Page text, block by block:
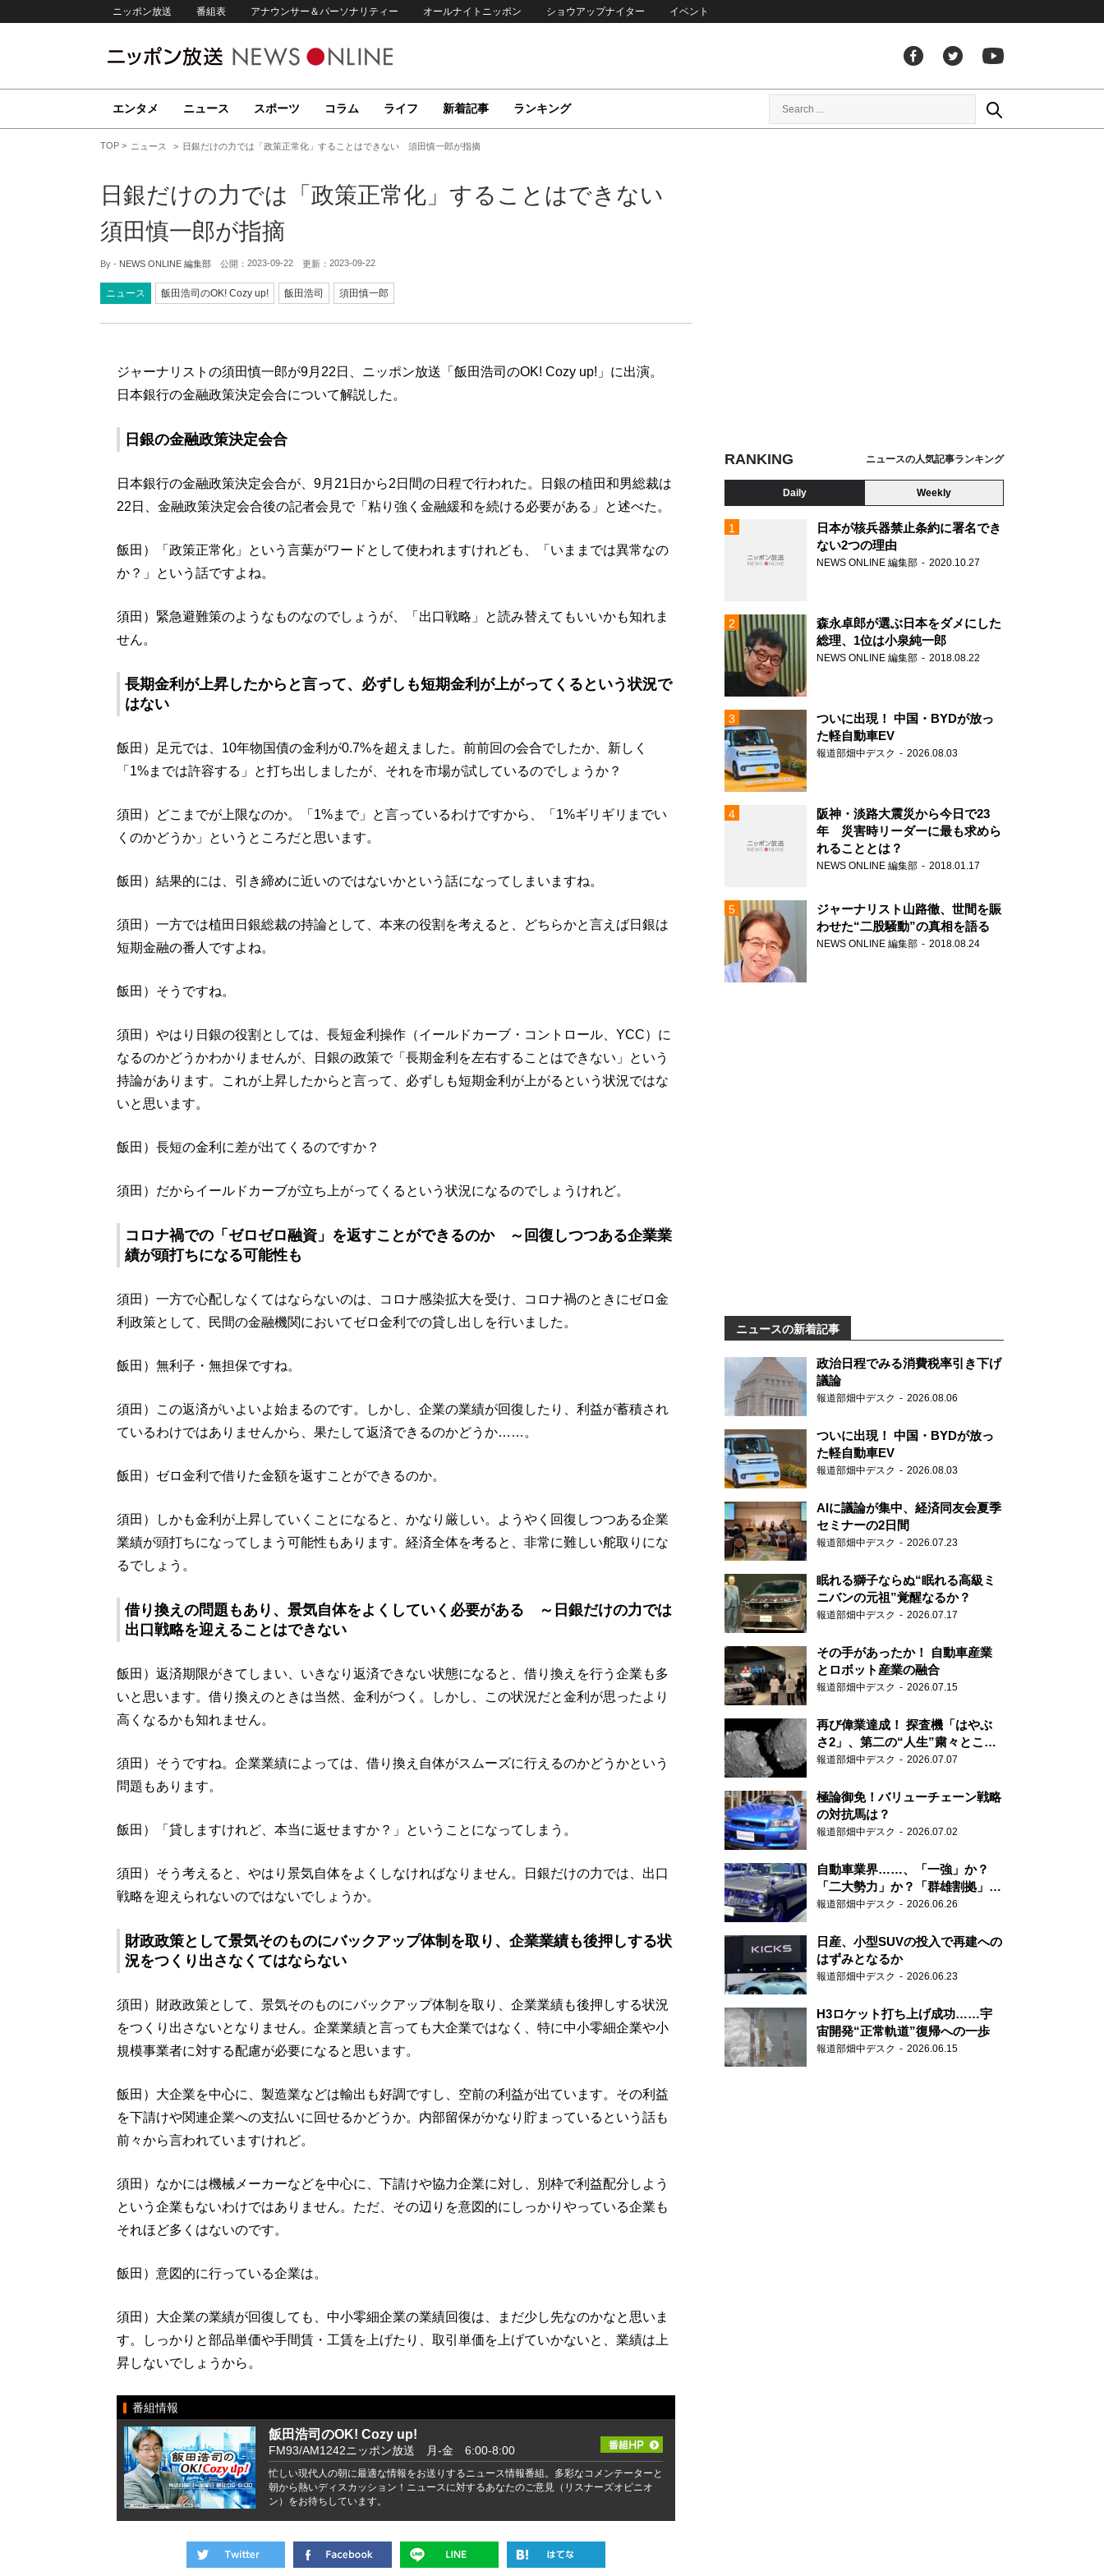
ニッポン放送 番組表 アナウンサー＆パーソナリティー オールナイトニッポン ショウアップナイター イベント
エンタメ ニュース スポーツ コラム ライフ 新着記事 ランキング
TOP ニュース 日銀だけの力では「政策正常化」することはできない 須田慎一郎が指摘
日銀だけの力では「政策正常化」することはできない
須田慎一郎が指摘
By - NEWS ONLINE 編集部 公開： 2023-09-22 更新： 2023-09-22
ニュース 飯田浩司のOK! Cozy up! 飯田浩司 須田慎一郎
ジャーナリストの須田慎一郎が9月22日、ニッポン放送「飯田浩司のOK! Cozy up!」に出演。
日本銀行の金融政策決定会合について解説した。
日銀の金融政策決定会合
日本銀行の金融政策決定会合が、9月21日から2日間の日程で行われた。日銀の植田和男総裁は
22日、金融政策決定会合後の記者会見で「粘り強く金融緩和を続ける必要がある」と述べた。
飯田）「政策正常化」という言葉がワードとして使われますけれども、「いままでは異常なの
か？」という話ですよね。
須田）緊急避難策のようなものなのでしょうが、「出口戦略」と読み替えてもいいかも知れま
せん。
長期金利が上昇したからと言って、必ずしも短期金利が上がってくるという状況で
はない
飯田）足元では、10年物国債の金利が0.7%を超えました。前前回の会合でしたか、新しく
「1%までは許容する」と打ち出しましたが、それを市場が試しているのでしょうか？
須田）どこまでが上限なのか。「1%まで」と言っているわけですから、「1%ギリギリまでい
くのかどうか」というところだと思います。
飯田）結果的には、引き締めに近いのではないかという話になってしまいますね。
須田）一方では植田日銀総裁の持論として、本来の役割を考えると、どちらかと言えば日銀は
短期金融の番人ですよね。
飯田）そうですね。
須田）やはり日銀の役割としては、長短金利操作（イールドカーブ・コントロール、YCC）に
なるのかどうかわかりませんが、日銀の政策で「長期金利を左右することはできない」という
持論があります。これが上昇したからと言って、必ずしも短期金利が上がるという状況ではな
いと思います。
飯田）長短の金利に差が出てくるのですか？
須田）だからイールドカーブが立ち上がってくるという状況になるのでしょうけれど。
コロナ禍での「ゼロゼロ融資」を返すことができるのか ～回復しつつある企業業
績が頭打ちになる可能性も
須田）一方で心配しなくてはならないのは、コロナ感染拡大を受け、コロナ禍のときにゼロ金
利政策として、民間の金融機関においてゼロ金利での貸し出しを行いました。
飯田）無利子・無担保ですね。
須田）この返済がいよいよ始まるのです。しかし、企業の業績が回復したり、利益が蓄積され
ているわけではありませんから、果たして返済できるのかどうか……。
飯田）ゼロ金利で借りた金額を返すことができるのか。
須田）しかも金利が上昇していくことになると、かなり厳しい。ようやく回復しつつある企業
業績が頭打ちになってしまう可能性もあります。経済全体を考ると、非常に難しい舵取りにな
るでしょう。
借り換えの問題もあり、景気自体をよくしていく必要がある ～日銀だけの力では
出口戦略を迎えることはできない
飯田）返済期限がきてしまい、いきなり返済できない状態になると、借り換えを行う企業も多
いと思います。借り換えのときは当然、金利がつく。しかし、この状況だと金利が思ったより
高くなるかも知れません。
須田）そうですね。企業業績によっては、借り換え自体がスムーズに行えるのかどうかという
問題もあります。
飯田）「貸しますけれど、本当に返せますか？」ということになってしまう。
須田）そう考えると、やはり景気自体をよくしなければなりません。日銀だけの力では、出口
戦略を迎えられないのではないでしょうか。
財政政策として景気そのものにバックアップ体制を取り、企業業績も後押しする状
況をつくり出さなくてはならない
須田）財政政策として、景気そのものにバックアップ体制を取り、企業業績も後押しする状況
をつくり出さないとなりません。企業業績と言っても大企業ではなく、特に中小零細企業や小
規模事業者に対する配慮が必要になると思います。
飯田）大企業を中心に、製造業などは輸出も好調ですし、空前の利益が出ています。その利益
を下請けや関連企業への支払いに回せるかどうか。内部留保がかなり貯まっているという話も
前々から言われていますけれど。
須田）なかには機械メーカーなどを中心に、下請けや協力企業に対し、別枠で利益配分しよう
という企業もないわけではありません。ただ、その辺りを意図的にしっかりやっている企業も
それほど多くはないのです。
飯田）意図的に行っている企業は。
須田）大企業の業績が回復しても、中小零細企業の業績回復は、まだ少し先なのかなと思いま
す。しっかりと部品単価や手間賃・工賃を上げたり、取引単価を上げていかないと、業績は上
昇しないでしょうから。
番組情報
飯田浩司のOK! Cozy up!
FM93/AM1242ニッポン放送 月-金 6:00-8:00
忙しい現代人の朝に最適な情報をお送りするニュース情報番組。多彩なコメンテーターと
朝から熱いディスカッション！ニュースに対するあなたのご意見（リスナーズオピニオ
ン）をお待ちしています。
RANKING ニュースの人気記事ランキング
Daily Weekly
日本が核兵器禁止条約に署名でき
ない2つの理由
NEWS ONLINE 編集部 2020.10.27
森永卓郎が選ぶ日本をダメにした
総理、1位は小泉純一郎
NEWS ONLINE 編集部 2018.08.22
ついに出現！ 中国・BYDが放っ
た軽自動車EV
報道部畑中デスク 2026.08.03
阪神・淡路大震災から今日で23
年 災害時リーダーに最も求めら
れることとは？
NEWS ONLINE 編集部 2018.01.17
ジャーナリスト山路徹、世間を賑
わせた“二股騒動”の真相を語る
NEWS ONLINE 編集部 2018.08.24
ニュースの新着記事
政治日程でみる消費税率引き下げ
議論
報道部畑中デスク 2026.08.06
ついに出現！ 中国・BYDが放っ
た軽自動車EV
報道部畑中デスク 2026.08.03
AIに議論が集中、経済同友会夏季
セミナーの2日間
報道部畑中デスク 2026.07.23
眠れる獅子ならぬ“眠れる高級ミ
ニバンの元祖”覚醒なるか？
報道部畑中デスク 2026.07.17
その手があったか！ 自動車産業
とロボット産業の融合
報道部畑中デスク 2026.07.15
再び偉業達成！ 探査機「はやぶ
さ2」、第二の“人生”粛々とこな
す
報道部畑中デスク 2026.07.07
極論御免！バリューチェーン戦略
の対抗馬は？
報道部畑中デスク 2026.07.02
自動車業界……、「一強」か？
「二大勢力」か？「群雄割拠」
か？
報道部畑中デスク 2026.06.26
日産、小型SUVの投入で再建への
はずみとなるか
報道部畑中デスク 2026.06.23
H3ロケット打ち上げ成功……宇
宙開発“正常軌道”復帰への一歩
報道部畑中デスク 2026.06.15